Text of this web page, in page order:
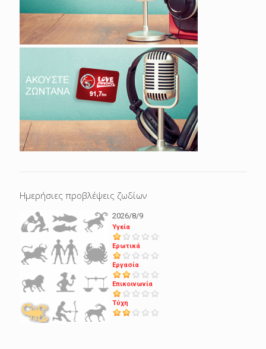
Ημερήσιες προβλέψεις ζωδίων
2026/8/9
Υγεία
Ερωτικά
Εργασία
Επικοινωνία
Τύχη